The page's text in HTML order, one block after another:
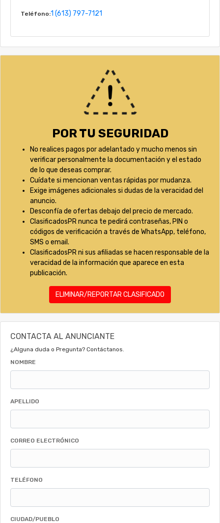
Teléfono:1 (613) 797-7121
POR TU SEGURIDAD
No realices pagos por adelantado y mucho menos sin
verificar personalmente la documentación y el estado
de lo que deseas comprar.
Cuídate si mencionan ventas rápidas por mudanza.
Exige imágenes adicionales si dudas de la veracidad del
anuncio.
Desconfía de ofertas debajo del precio de mercado.
ClasificadosPR nunca te pedirá contraseñas, PIN o
códigos de verificación a través de WhatsApp, teléfono,
SMS o email.
ClasificadosPR ni sus afiliadas se hacen responsable de la
veracidad de la información que aparece en esta
publicación.
ELIMINAR/REPORTAR CLASIFICADO
CONTACTA AL ANUNCIANTE
¿Alguna duda o Pregunta? Contáctanos.
NOMBRE
APELLIDO
CORREO ELECTRÓNICO
TELÉFONO
CIUDAD/PUEBLO